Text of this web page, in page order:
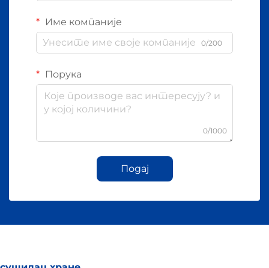
Име компаније
0/200
Порука
0/1000
Подај